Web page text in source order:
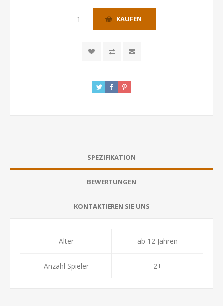
KAUFEN
SPEZIFIKATION
BEWERTUNGEN
KONTAKTIEREN SIE UNS
Alter ab 12 Jahren
Anzahl Spieler 2+